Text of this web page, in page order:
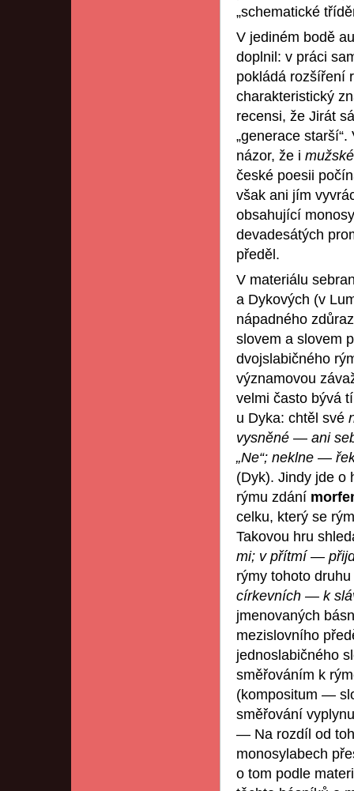
„schematické
V jediném bodě
doplnil: v práci
pokládá rozšíření
charakteristický
recensi, že Jirát
„generace
názor, že i
české poesii
však ani jím
obsahující
devadesátých
předěl.
V materiálu
a Dykových (v
nápadného
slovem a slovem
dvojslabičného
významovou
velmi často bývá
u Dyka: chtěl své
vysněné — ani
„Ne“; neklne —
(Dyk). Jindy jde o
rýmu zdání
celku, který se
Takovou hru
mi; v přítmí —
rýmy tohoto
církevních — k
jmenovaných
mezislovního
jednoslabičného
směřováním k
(kompositum —
směřování
— Na rozdíl od
monosylabech
o tom podle